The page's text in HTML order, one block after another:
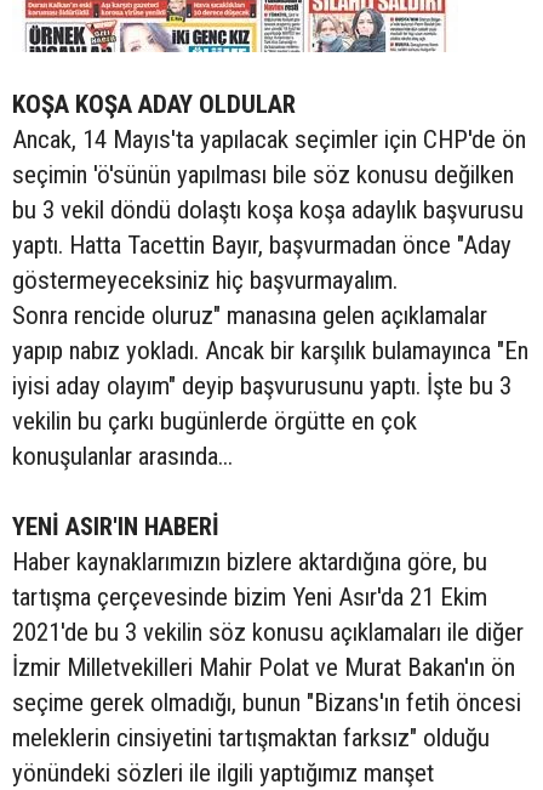
KOŞA KOŞA ADAY OLDULAR
Ancak, 14 Mayıs'ta yapılacak seçimler için CHP'de ön
seçimin 'ö'sünün yapılması bile söz konusu değilken
bu 3 vekil döndü dolaştı koşa koşa adaylık başvurusu
yaptı. Hatta Tacettin Bayır, başvurmadan önce "Aday
göstermeyeceksiniz hiç başvurmayalım.
Sonra rencide oluruz" manasına gelen açıklamalar
yapıp nabız yokladı. Ancak bir karşılık bulamayınca "En
iyisi aday olayım" deyip başvurusunu yaptı. İşte bu 3
vekilin bu çarkı bugünlerde örgütte en çok
konuşulanlar arasında...
YENİ ASIR'IN HABERİ
Haber kaynaklarımızın bizlere aktardığına göre, bu
tartışma çerçevesinde bizim Yeni Asır'da 21 Ekim
2021'de bu 3 vekilin söz konusu açıklamaları ile diğer
İzmir Milletvekilleri Mahir Polat ve Murat Bakan'ın ön
seçime gerek olmadığı, bunun "Bizans'ın fetih öncesi
meleklerin cinsiyetini tartışmaktan farksız" olduğu
yönündeki sözleri ile ilgili yaptığımız manşet